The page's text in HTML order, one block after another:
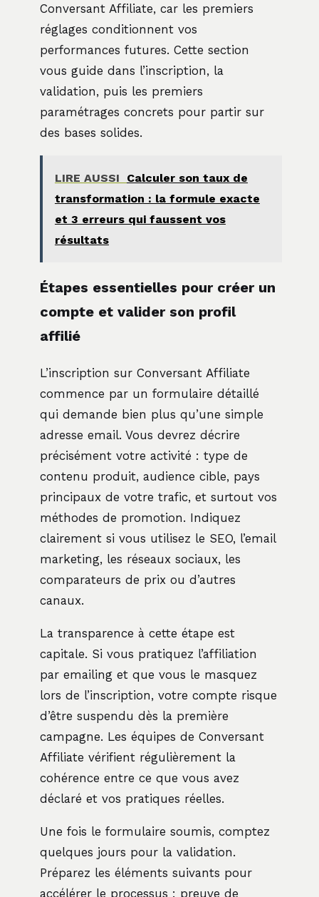
Conversant Affiliate, car les premiers
réglages conditionnent vos
performances futures. Cette section
vous guide dans l’inscription, la
validation, puis les premiers
paramétrages concrets pour partir sur
des bases solides.
LIRE AUSSI
Calculer son taux de
transformation : la formule exacte
et 3 erreurs qui faussent vos
résultats
Étapes essentielles pour créer un
compte et valider son profil
affilié
L’inscription sur Conversant Affiliate
commence par un formulaire détaillé
qui demande bien plus qu’une simple
adresse email. Vous devrez décrire
précisément votre activité : type de
contenu produit, audience cible, pays
principaux de votre trafic, et surtout vos
méthodes de promotion. Indiquez
clairement si vous utilisez le SEO, l’email
marketing, les réseaux sociaux, les
comparateurs de prix ou d’autres
canaux.
La transparence à cette étape est
capitale. Si vous pratiquez l’affiliation
par emailing et que vous le masquez
lors de l’inscription, votre compte risque
d’être suspendu dès la première
campagne. Les équipes de Conversant
Affiliate vérifient régulièrement la
cohérence entre ce que vous avez
déclaré et vos pratiques réelles.
Une fois le formulaire soumis, comptez
quelques jours pour la validation.
Préparez les éléments suivants pour
accélérer le processus : preuve de